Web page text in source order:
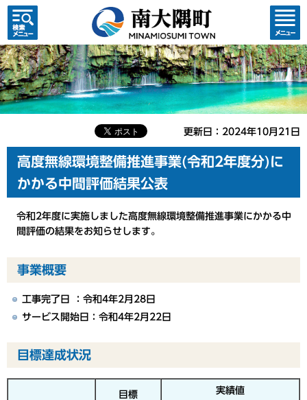
検索・
共通メ
ニュー
コンテ
ンツメ
ニュー
更新日：2024年10月21日
高度無線環境整備推進事業(令和2年度分)に
かかる中間評価結果公表
令和2年度に実施しました高度無線環境整備推進事業にかかる中
間評価の結果をお知らせします。
事業概要
工事完了日 ：令和4年2月28日
サービス開始日：令和4年2月22日
目標達成状況
目標 実績値